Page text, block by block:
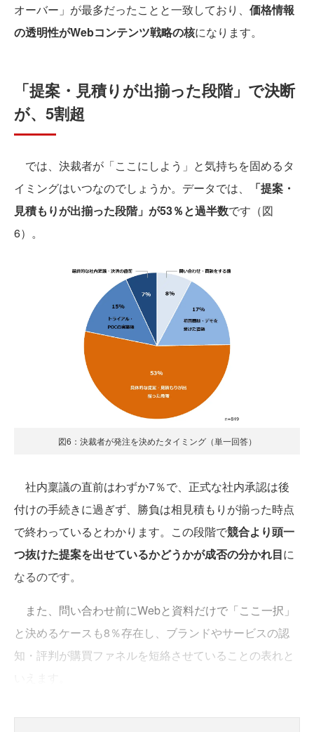
オーバー」が最多だったことと一致しており、 価格情報
の透明性がWebコンテンツ戦略の核になります。
「提案・見積りが出揃った段階」で決断
が、5割超
では、決裁者が「ここにしよう」と気持ちを固めるタ
イミングはいつなのでしょうか。データでは、
「提案・
見積もりが出揃った段階」が53％と過半数です（図
6）。
図6：決裁者が発注を決めたタイミング（単一回答）
社内稟議の直前はわずか7％で、正式な社内承認は後
付けの手続きに過ぎず、勝負は相見積もりが揃った時点
で終わっているとわかります。この段階で競合より頭一
つ抜けた提案を出せているかどうかが成否の分かれ目に
なるのです。
また、問い合わせ前にWebと資料だけで「ここ一択」
と決めるケースも8％存在し、ブランドやサービスの認
知・評判が購買ファネルを短絡させていることの表れと